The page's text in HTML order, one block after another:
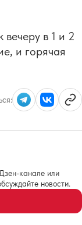
вечеру в 1 и 2
и горячая
канале или
новости.